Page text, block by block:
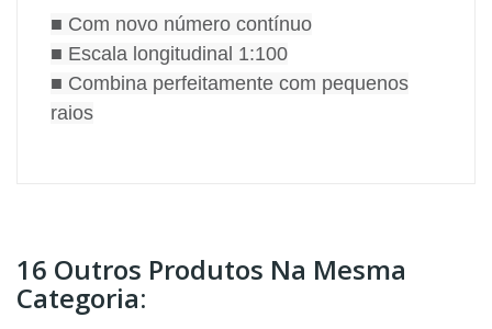
■ Com novo número contínuo
■ Escala longitudinal 1:100
■ Combina perfeitamente com pequenos
raios
16 Outros Produtos Na Mesma
Categoria: